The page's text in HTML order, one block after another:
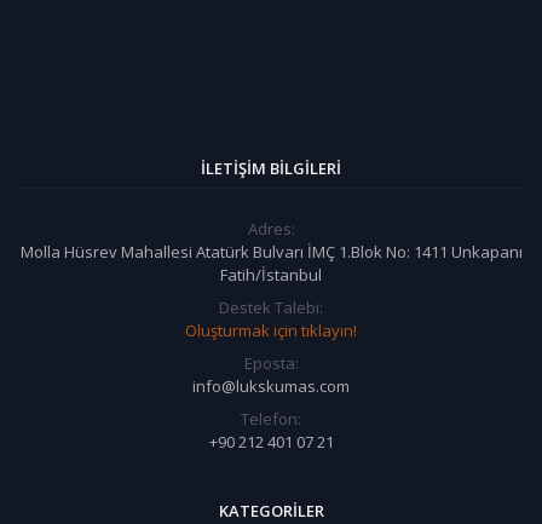
İLETIŞIM BILGILERI
Adres:
Molla Hüsrev Mahallesi Atatürk Bulvarı İMÇ 1.Blok No: 1411 Unkapanı
Fatih/İstanbul
Destek Talebi:
Oluşturmak için tıklayın!
Eposta:
info@lukskumas.com
Telefon:
+90 212 401 07 21
KATEGORILER